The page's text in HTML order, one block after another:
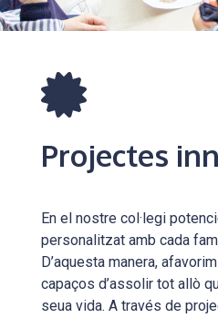
Projectes
En el nostre col·legi
personalitzat amb cada
D’aquesta manera,
capaços d’assolir tot allò
seua vida. A través de